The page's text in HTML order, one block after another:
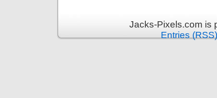
Jacks-Pixels.com is
Entries (RSS)